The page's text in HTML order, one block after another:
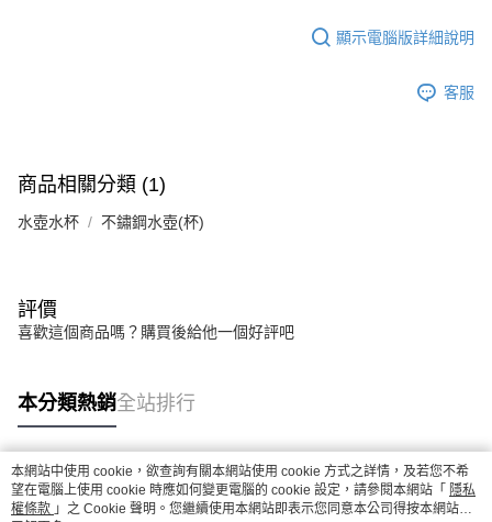
顯示電腦版詳細說明
客服
商品相關分類 (1)
水壺水杯 不鏽鋼水壺(杯)
評價
喜歡這個商品嗎？購買後給他一個好評吧
本分類熱銷全站排行
熱門標籤
本網站中使用 cookie，欲查詢有關本網站使用 cookie 方式之詳情，及若您不希
望在電腦上使用 cookie 時應如何變更電腦的 cookie 設定，請參閱本網站「 隱私
權條款 」之 Cookie 聲明。您繼續使用本網站即表示您同意本公司得按本網站使